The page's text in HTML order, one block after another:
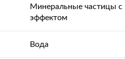
Минеральные частицы
эффектом
Вода